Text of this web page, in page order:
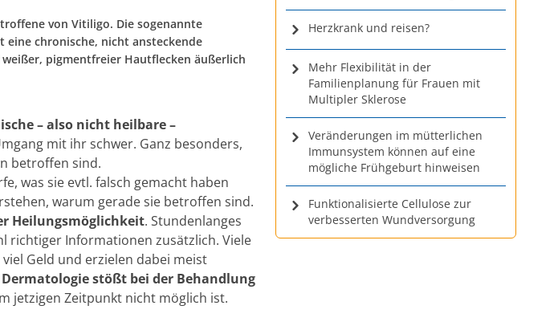
von Vitiligo. Die sogenannte
chronische, nicht ansteckende
pigmentfreier Hautflecken äußerlich
– also nicht heilbare –
mit ihr schwer. Ganz besonders,
betroffen sind.
was sie evtl. falsch gemacht haben
warum gerade sie betroffen sind.
Heilungsmöglichkeit. Stundenlanges
richtiger Informationen zusätzlich. Viele
Geld und erzielen dabei meist
Dermatologie stößt bei der Behandlung
jetzigen Zeitpunkt nicht möglich ist.
Herzkrank und reisen?
Mehr Flexibilität in der
Familienplanung für Frauen mit
Multipler Sklerose
Veränderungen im mütterlichen
Immunsystem können auf eine
mögliche Frühgeburt hinweisen
Funktionalisierte Cellulose zur
verbesserten Wundversorgung